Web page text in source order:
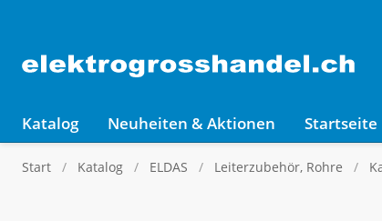
Katalog Neuheiten & Aktionen Startseite
Start Katalog ELDAS Leiterzubehör, Rohre